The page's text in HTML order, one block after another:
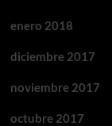
enero 2018
diciembre 2017
noviembre 2017
octubre 2017